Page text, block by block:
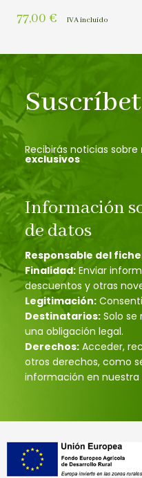
77,00 € IVA incluído
Recibirás noticias sobre
exclusivos
Información
de datos
Responsable del
Finalidad: Enviar
descuentos y otras
Legitimación:
Destinatarios: Solo se
una obligación legal.
Derechos: Acceder,
otros derechos, como
información en nuestra